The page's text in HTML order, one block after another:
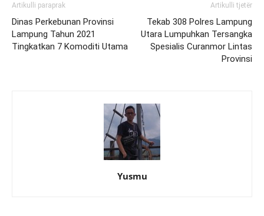
Artikulli paraprak
Dinas Perkebunan Provinsi
Lampung Tahun 2021
Tingkatkan 7 Komoditi Utama
Artikulli tjetër
Tekab 308 Polres Lampung
Utara Lumpuhkan Tersangka
Spesialis Curanmor Lintas
Provinsi
Yusmu